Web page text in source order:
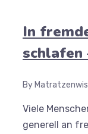
In
schlafen
By
Viele
generell an